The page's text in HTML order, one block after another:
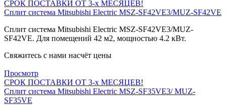
СРОК ПОСТАВКИ ОТ 3-х МЕСЯЦЕВ!
Сплит система Mitsubishi Electric MSZ-SF42VE3/MUZ-SF42VE
Сплит система Mitsubishi Electric MSZ-SF42VE3/MUZ-
SF42VE. Для помещений 42 м2, мощностью 4.2 кВт.
Свяжитесь с нами насчёт цены
Просмотр
СРОК ПОСТАВКИ ОТ 3-х МЕСЯЦЕВ!
Сплит система Mitsubishi Electric MSZ-SF35VE3/ MUZ-
SF35VE